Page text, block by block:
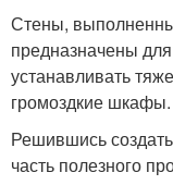
Стены,
предназначены
устанавливать
громоздкие шкафы.
Решившись
часть полезного